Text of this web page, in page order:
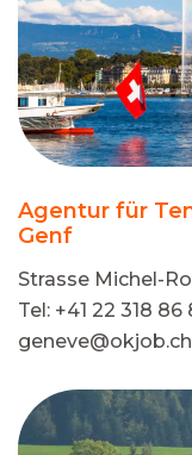
Agentur für
Genf
Strasse Michel-
Tel: +41 22 318 86
geneve@okjob.ch